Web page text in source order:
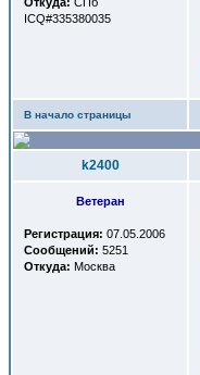
ICQ#335380035
В начало страницы
k2400
Ветеран
Регистрация: 07.05.2006
Сообщений: 5251
Откуда: Москва